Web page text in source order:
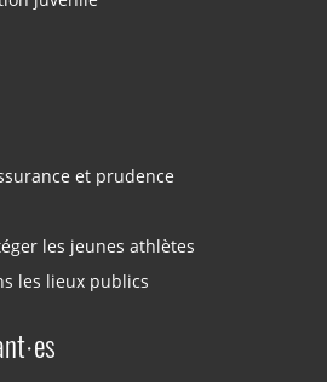
et prudence
les jeunes athlètes
les lieux publics